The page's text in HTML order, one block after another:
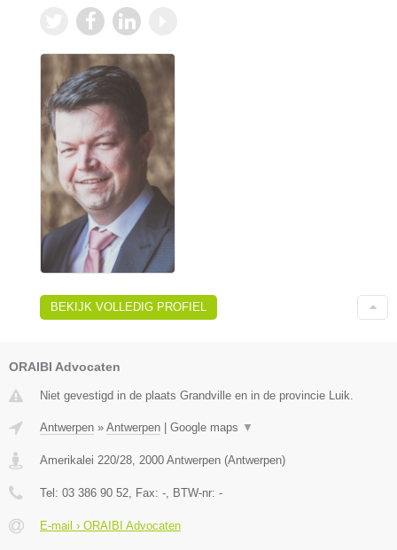
BEKIJK VOLLEDIG PROFIEL
ORAIBI Advocaten
Niet gevestigd in de plaats Grandville en in de provincie Luik.
Antwerpen » Antwerpen | Google maps ▼
Amerikalei 220/28 2000 Antwerpen (Antwerpen)
Tel: 03 386 90 52 , Fax: - , BTW-nr: -
E-mail › ORAIBI Advocaten